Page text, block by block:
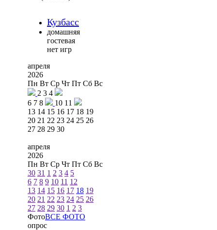
Кузбасс
домашняя
гостевая
нет игр
апреля
2026
Пн Вт Ср Чт Пт Сб Вс
2 3 4
6 7 8 10 11
13 14 15 16 17 18 19
20 21 22 23 24 25 26
27 28 29 30
апреля
2026
Пн Вт Ср Чт Пт Сб Вс
30 31 1 2 3 4 5
6 7 8 9 10 11 12
13 14 15 16 17 18 19
20 21 22 23 24 25 26
27 28 29 30 1 2 3
ФотоВСЕ ФОТО
опрос